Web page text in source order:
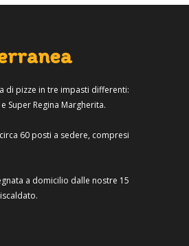
di pizze in tre impasti differenti:
Super Regina Margherita.
60 posti a sedere, compresi
a domicilio dalle nostre 15